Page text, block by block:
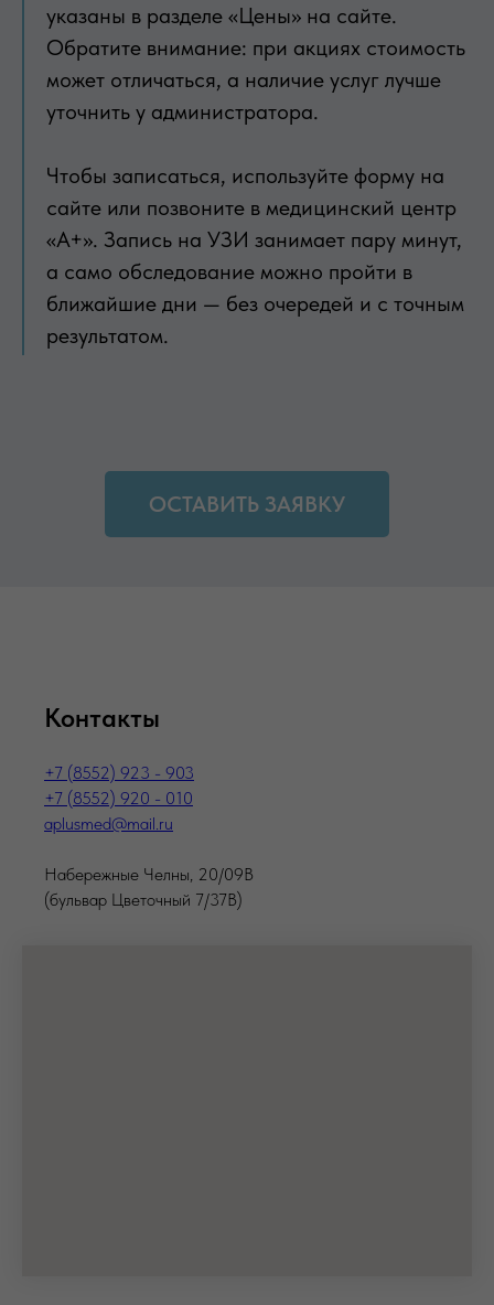
указаны в разделе «Цены» на сайте.
Обратите внимание: при акциях стоимость
может отличаться, а наличие услуг лучше
уточнить у администратора.
Чтобы записаться, используйте форму на
сайте или позвоните в медицинский центр
«А+». Запись на УЗИ занимает пару минут,
а само обследование можно пройти в
ближайшие дни — без очередей и с точным
результатом.
ОСТАВИТЬ ЗАЯВКУ
Контакты
+7 (8552) 923 - 903
+7 (8552) 920 - 010
aplusmed@mail.ru
Набережные Челны, 20/09В
(бульвар Цветочный 7/37В)